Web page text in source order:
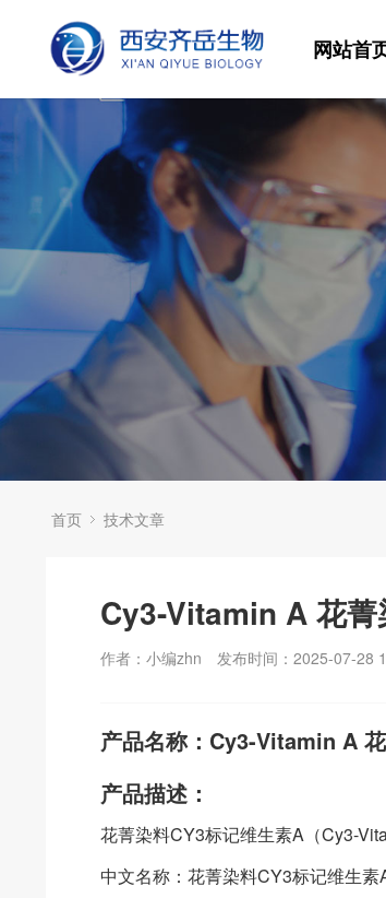
网站首
首页 技术文章
Cy3-Vitamin A 花
作者：小编zhn 发布时间：2025-07-28
产品名称：Cy3-Vitamin A
产品描述：
花菁染料CY3标记维生素A（Cy3-
中文名称：花菁染料CY3标记维生素